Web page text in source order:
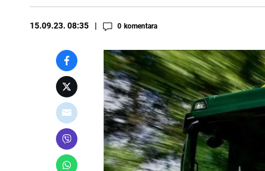
15.09.23. 08:35 0 komentara